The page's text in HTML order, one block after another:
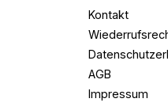
Kontakt
AGB
Impressum